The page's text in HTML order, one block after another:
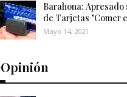
Barahona:
de Tarjetas "Comer
Mayo 14, 2021